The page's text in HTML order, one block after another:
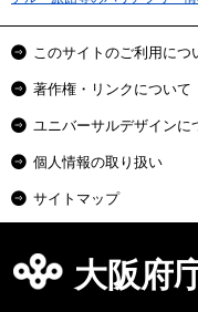
このサイトのご利用につ
著作権・リンクについて
ユニバーサルデザインに
個人情報の取り扱い
サイトマップ
大阪府